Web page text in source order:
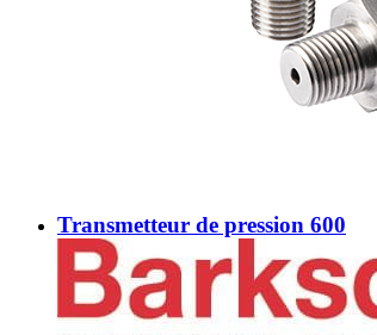
Transmetteur de pression 600